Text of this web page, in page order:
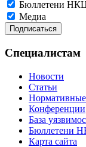
Бюллетени
Медиа
Специалистам
Новости
Статьи
Конференции
База
Бюллетени
Карта сайта